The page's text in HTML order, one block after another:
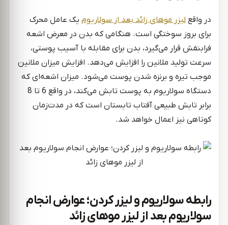
در واقعلیزر موهای زائد بعد از سولاریومیک عامل محرک
برای بروز سوختگی است. هنگامی که بدن در معرض اشعه
فرابنفش قرار می‌گیرد، بدن برای مقابله با آسیب پوستی،
سرعت تولید ملانین را افزایش می‌دهد. افزایش میزان ملانین
موجب تیره و برنزه شدن پوست می‌شود. میزان اشعه‌ای که
دستگاه سولاریوم به پوست تابش می‌کند، در واقع 6 تا 8
برابر تابش طبیعی آفتاب تابستان است که در مدت‌زمان
کوتاهی نیز اعمال خواهد شد.
رابطه سولاریوم و لیزر کردن؛ عوارض انجام
سولاریوم بعد از لیزر موهای زائد